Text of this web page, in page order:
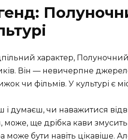
характер,
Він — невичерпне джерело
чи фільмів. У культурі є
і думаєш, чи наважитися
ще дрібка кави змусить
може бути навіть цікавіше.